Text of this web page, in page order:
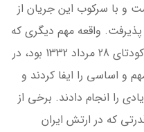
به وقوع پیوست و با سرکوب این جریان از
واقعه مهم دیگری که
سازمان افسران در آن نقش داشتند کودتای 28 مرداد 1332 بود، در
و اساسی را ایفا کردند و
را انجام دادند. برخی از
که در ارتش ایران